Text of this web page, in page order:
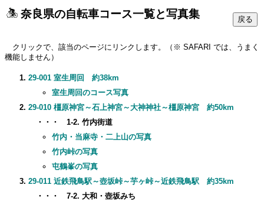
奈良県の自転車コース一覧と写真集
クリックで、該当のページにリンクします。（※ SAFARI では、うまく
機能しません）
29-001 室生周回 約38km
室生周回のコース写真
29-010 橿原神宮～石上神宮～大神神社～橿原神宮 約50km
・・・ 1-2. 竹内街道
竹内・当麻寺・二上山の写真
竹内峠の写真
屯鶴峯の写真
29-011 近鉄飛鳥駅～壺坂峠～芋ヶ峠～近鉄飛鳥駅 約35km
・・・ 7-2. 大和・壺坂みち